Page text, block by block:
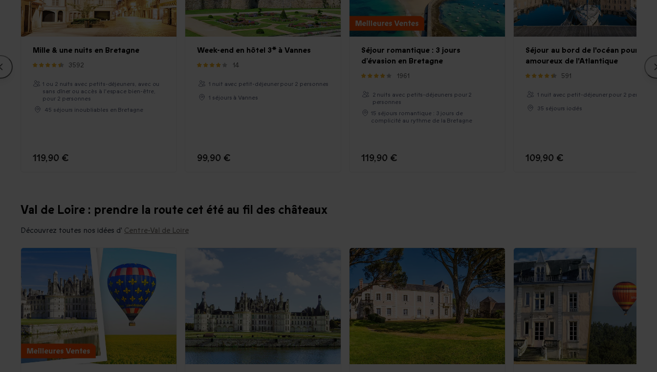
Mille & une nuits en Bretagne
3592
1 ou 2 nuits avec petits-déjeuners, avec ou
sans dîner ou accès à l'espace bien-être,
pour 2 personnes
45 séjours inoubliables en Bretagne
119,90 €
Week-end en hôtel 3* à Vannes
14
1 nuit avec petit-déjeuner pour 2 personnes
1 séjours à Vannes
99,90 €
Séjour romantique : 3 jours
d’évasion en Bretagne
1961
2 nuits avec petits-déjeuners pour 2
personnes
15 séjours romantique : 3 jours de
complicité au rythme de la Bretagne
119,90 €
Séjour au bord de l'océan pour les
amoureux de l'Atlantique
591
1 nuit avec petit-déjeuner pour 2 personnes
35 séjours iodés
109,90 €
Val de Loire : prendre la route cet été au fil des châteaux
Découvrez toutes nos idées d' Centre-Val de Loire